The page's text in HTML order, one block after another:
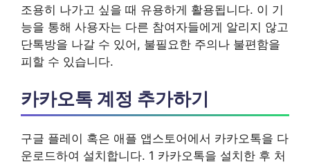
조용히 나가고 싶을 때 유용하게 활용됩니다. 이 기
능을 통해 사용자는 다른 참여자들에게 알리지 않고
단톡방을 나갈 수 있어, 불필요한 주의나 불편함을
피할 수 있습니다.
카카오톡 계정 추가하기
구글 플레이 혹은 애플 앱스토어에서 카카오톡을 다
운로드하여 설치합니다. 1 카카오톡을 설치한 후 처